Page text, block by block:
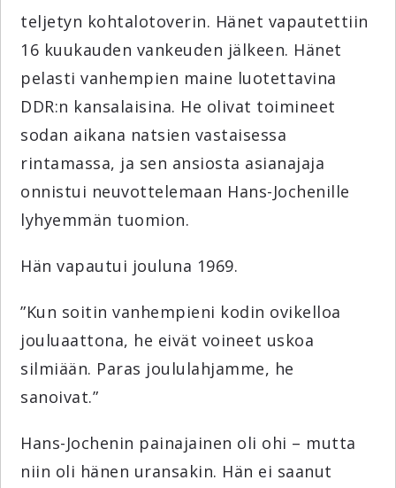
teljetyn kohtalotoverin. Hänet vapautettiin
16 kuukauden vankeuden jälkeen. Hänet
pelasti vanhempien maine luotettavina
DDR:n kansalaisina. He olivat toimineet
sodan aikana natsien vastaisessa
rintamassa, ja sen ansiosta asianajaja
onnistui neuvottelemaan Hans-Jochenille
lyhyemmän tuomion.
Hän vapautui jouluna 1969.
”Kun soitin vanhempieni kodin ovikelloa
jouluaattona, he eivät voineet uskoa
silmiään. Paras joululahjamme, he
sanoivat.”
Hans-Jochenin painajainen oli ohi – mutta
niin oli hänen uransakin. Hän ei saanut